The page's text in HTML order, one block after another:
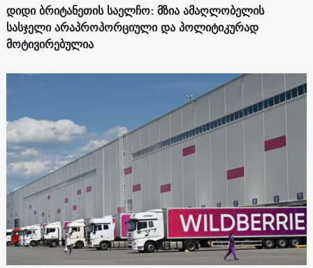
დიდი ბრიტანეთის საელჩო: მზია ამაღლობელის
სასჯელი არაპროპორციული და პოლიტიკურად
მოტივირებულია